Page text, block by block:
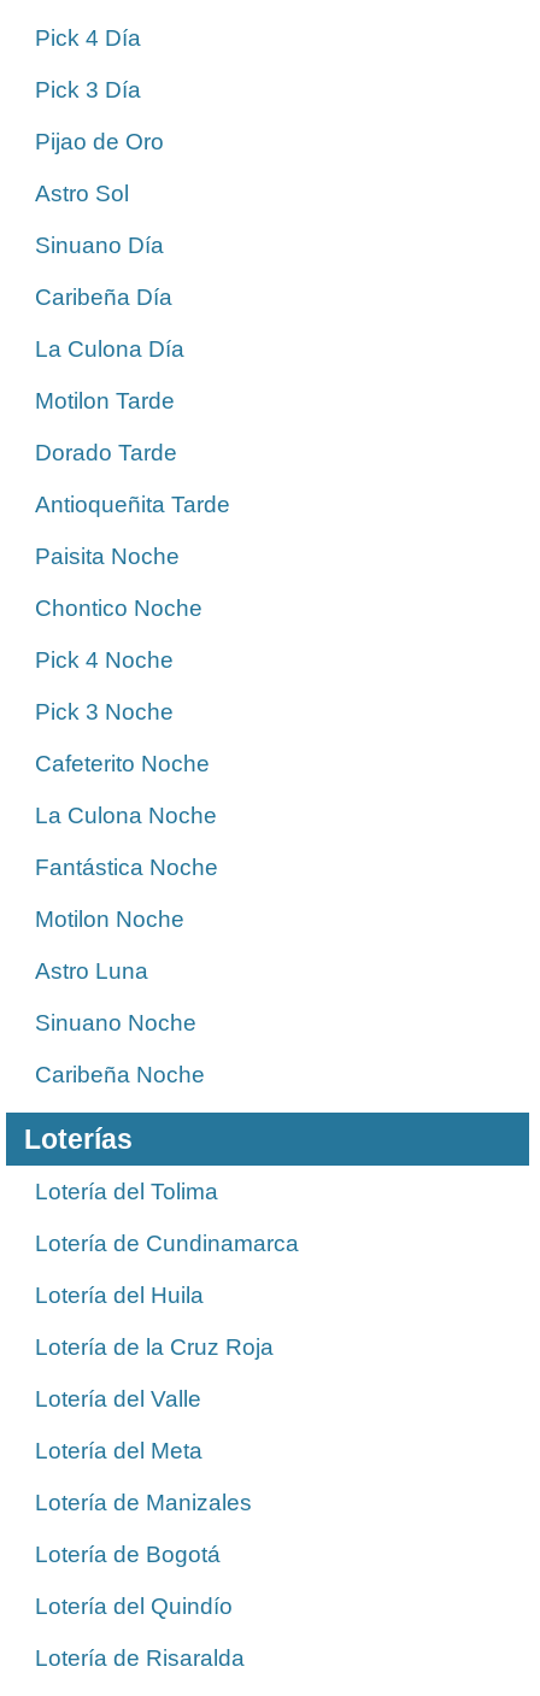
Pick 4 Día
Pick 3 Día
Pijao de Oro
Astro Sol
Sinuano Día
Caribeña Día
La Culona Día
Motilon Tarde
Dorado Tarde
Antioqueñita Tarde
Paisita Noche
Chontico Noche
Pick 4 Noche
Pick 3 Noche
Cafeterito Noche
La Culona Noche
Fantástica Noche
Motilon Noche
Astro Luna
Sinuano Noche
Caribeña Noche
Loterías
Lotería del Tolima
Lotería de Cundinamarca
Lotería del Huila
Lotería de la Cruz Roja
Lotería del Valle
Lotería del Meta
Lotería de Manizales
Lotería de Bogotá
Lotería del Quindío
Lotería de Risaralda